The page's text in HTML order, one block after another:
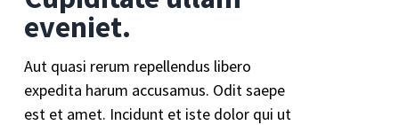
eveniet.
Aut quasi rerum repellendus libero
expedita harum accusamus. Odit saepe
est et amet. Incidunt et iste dolor qui ut